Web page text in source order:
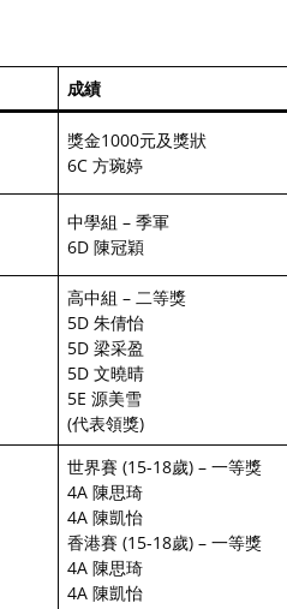
成績
獎金1000元及獎狀
6C 方琬婷
中學組 – 季軍
6D 陳冠穎
高中組 – 二等獎
5D 朱倩怡
5D 梁采盈
5D 文曉晴
5E 源美雪
(代表領獎)
世界賽 (15-18歲) – 一等獎
4A 陳思琦
4A 陳凱怡
香港賽 (15-18歲) – 一等獎
4A 陳思琦
4A 陳凱怡